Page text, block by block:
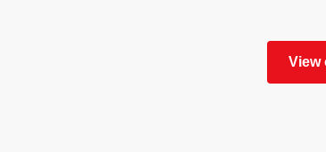
View